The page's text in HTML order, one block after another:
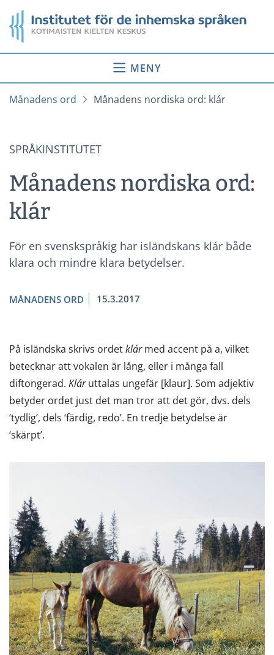
till
innehåll
Startsida
MENY
Månadens ord Månadens nordiska ord: klár
SPRÅKINSTITUTET
Månadens nordiska ord:
klár
För en svenskspråkig har isländskans klár både
klara och mindre klara betydelser.
MÅNADENS ORD 15.3.2017
På isländska skrivs ordetklármed accent på a, vilket
betecknar att vokalen är lång, eller i många fall
diftongerad. Kláruttalas ungefär [klaur]. Som adjektiv
betyder ordet just det man tror att det gör, dvs. dels
‘tydlig’, dels ‘färdig, redo’. En tredje betydelse är
‘skärpt’.